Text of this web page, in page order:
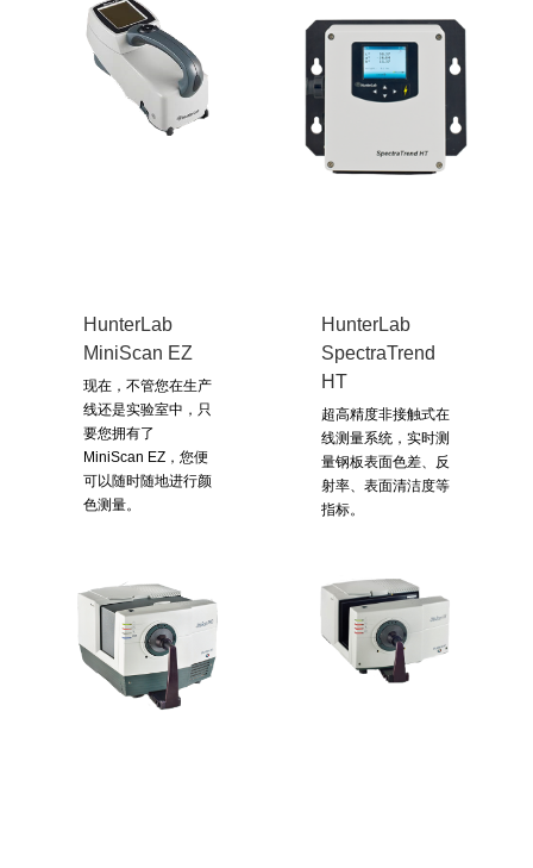
HunterLab
MiniScan EZ
现在，不管您在生产
线还是实验室中，只
要您拥有了
MiniScan EZ，您便
可以随时随地进行颜
色测量。
HunterLab
SpectraTrend
HT
超高精度非接触式在
线测量系统，实时测
量钢板表面色差、反
射率、表面清洁度等
指标。